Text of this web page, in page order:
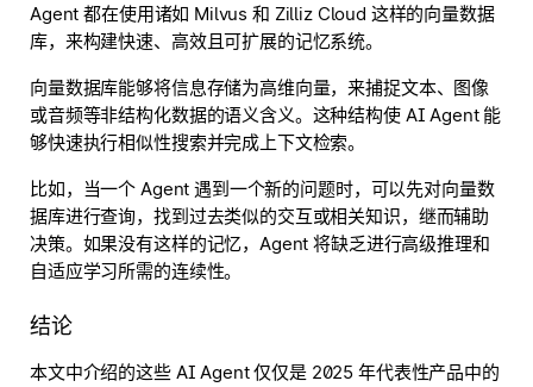
Agent 都在使用诸如 Milvus 和 Zilliz Cloud 这样的向量数据
库，来构建快速、高效且可扩展的记忆系统。
向量数据库能够将信息存储为高维向量，来捕捉文本、图像
或音频等非结构化数据的语义含义。这种结构使 AI Agent 能
够快速执行相似性搜索并完成上下文检索。
比如，当一个 Agent 遇到一个新的问题时，可以先对向量数
据库进行查询，找到过去类似的交互或相关知识，继而辅助
决策。如果没有这样的记忆，Agent 将缺乏进行高级推理和
自适应学习所需的连续性。
结论
本文中介绍的这些 AI Agent 仅仅是 2025 年代表性产品中的